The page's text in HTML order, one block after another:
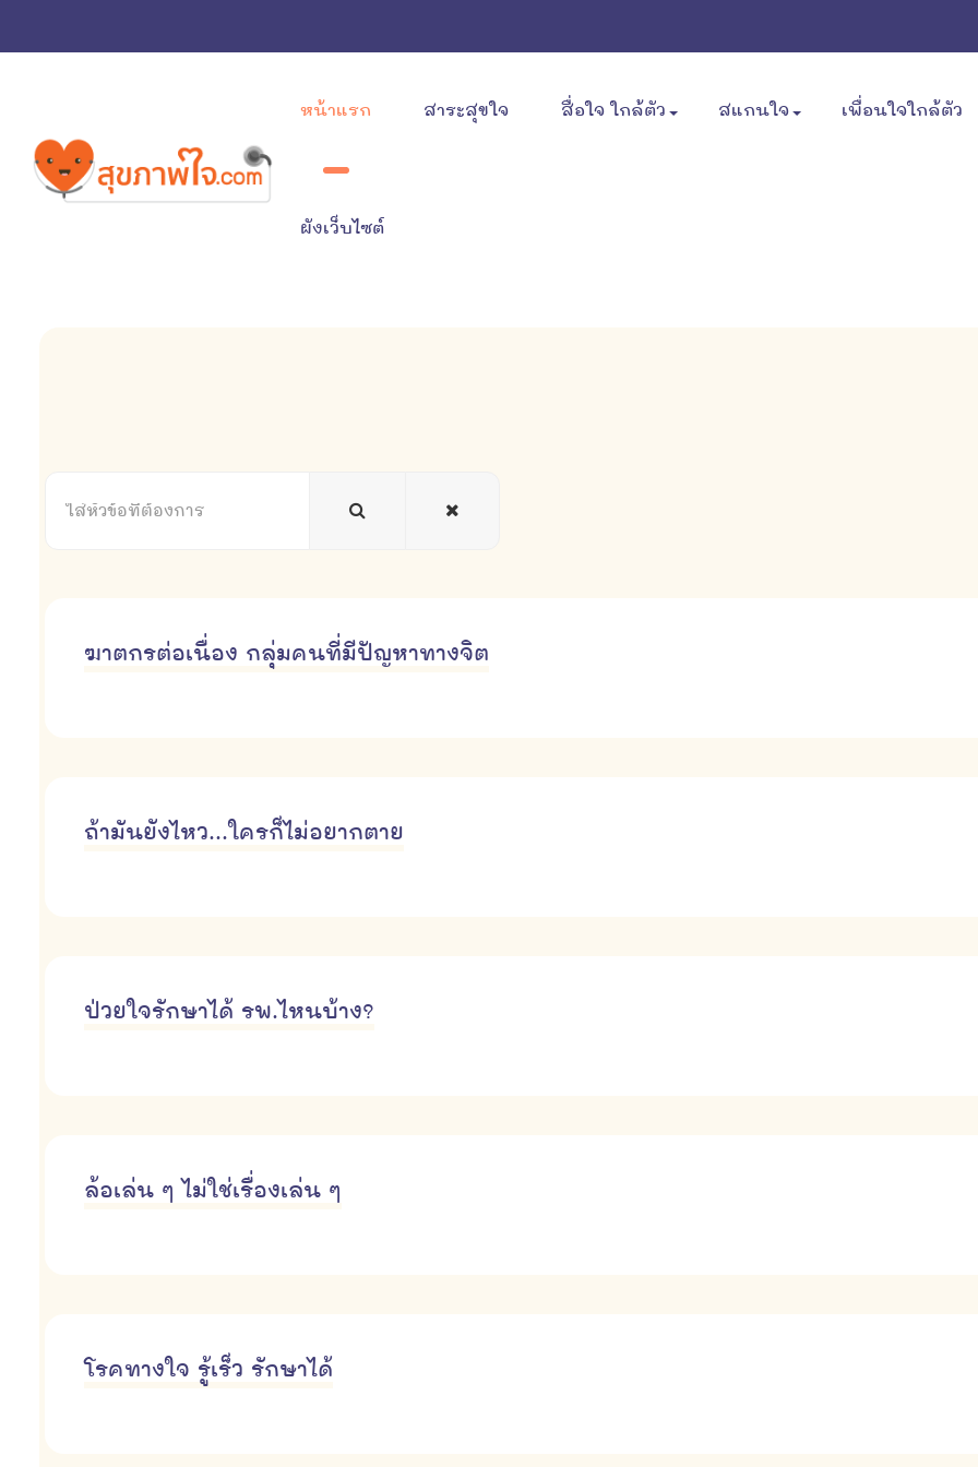
หน้าแรก สาระสุขใจ สื่อใจ ใกล้ตัว สแกนใจ เพื่อนใจใกล้ตัว
ผังเว็บไซต์
หัวข้อ
ฆาตกรต่อเนื่อง กลุ่มคนที่มีปัญหาทางจิต
ถ้ามันยังไหว...ใครก็ไม่อยากตาย
ป่วยใจรักษาได้ รพ.ไหนบ้าง?
ล้อเล่น ๆ ไม่ใช่เรื่องเล่น ๆ
โรคทางใจ รู้เร็ว รักษาได้